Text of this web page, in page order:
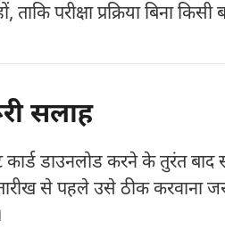
परीक्षा प्रक्रिया बिना किसी
सलाह
कार्ड डाउनलोड करने के तुरंत
से पहले उसे ठीक करवाना